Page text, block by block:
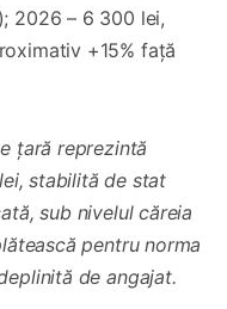
2026 – 6 300 lei,
+15% față
țară reprezintă
stabilită de stat
sub nivelul căreia
pentru norma
de angajat.